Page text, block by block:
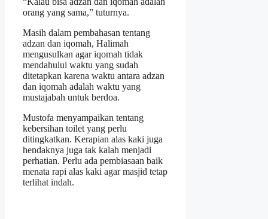
orang yang sama,” tuturnya.
Masih dalam pembahasan tentang
adzan dan iqomah, Halimah
mengusulkan agar iqomah tidak
mendahului waktu yang sudah
ditetapkan karena waktu antara adzan
dan iqomah adalah waktu yang
mustajabah untuk berdoa.
Mustofa menyampaikan tentang
kebersihan toilet yang perlu
ditingkatkan. Kerapian alas kaki juga
hendaknya juga tak kalah menjadi
perhatian. Perlu ada pembiasaan baik
menata rapi alas kaki agar masjid tetap
terlihat indah.